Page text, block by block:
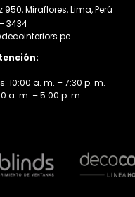
Miraflores, Lima, Perú
3434
10:00 a. m. – 7:30 p. m.
a. m. – 5:00 p. m.